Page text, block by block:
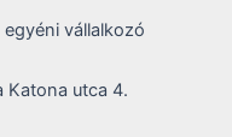
vállalkozó
Katona utca 4.